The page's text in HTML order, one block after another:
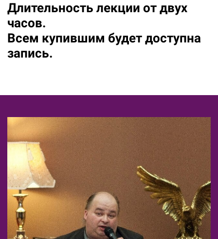
Длительность лекции от двух
часов.
Всем купившим будет доступна
запись.